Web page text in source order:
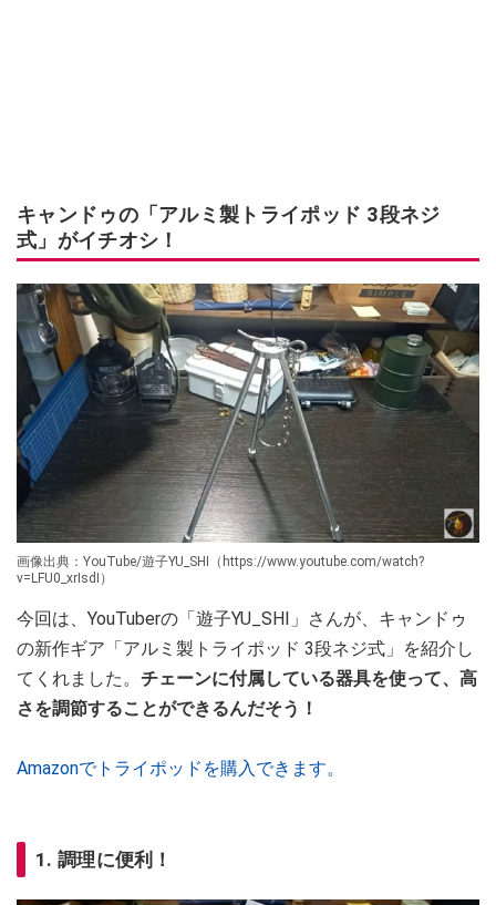
キャンドゥの「アルミ製トライポッド 3段ネジ
式」がイチオシ！
画像出典：YouTube/遊子YU_SHI（https://www.youtube.com/watch?
v=LFU0_xrIsdI）
今回は、YouTuberの「遊子YU_SHI」さんが、キャンドゥ
の新作ギア「アルミ製トライポッド 3段ネジ式」を紹介し
てくれました。 チェーンに付属している器具を使って、高
さを調節することができるんだそう！
Amazonでトライポッドを購入できます。
1. 調理に便利！